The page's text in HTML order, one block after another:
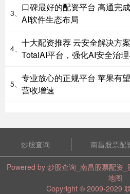
3、
口碑最好的配资平台 高通完
AI软件生态布局
4、
十大配资推荐 云安全解决方
TotalAI平台，强化AI安全治
5、
专业放心的正规平台 苹果有
营收增速
炒股查询 南昌股票配
Powered by 炒股查询_南昌股票配资_
地图
Copyright © 2009-2029